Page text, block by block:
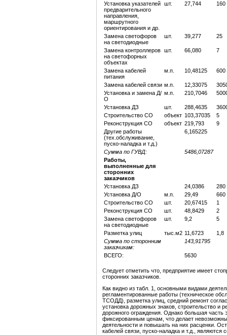
Установка указателей
предварительного
направления,
маршрутного
ориентирования и др.
шт. 27,744 160
Замена светофоров
на светодиодные
шт. 39,277 25
Замена контроллеров
на светофорных
объектах
шт. 66,080 7
Замена кабелей
питания
м.п. 10,48125 600
Замена кабелей связи м.п. 12,33075
Установка и замена Д/
О
м.п. 210,7046
Установка ДЗ шт. 288,4635
Строительство СО
объект 103,37035
5
Реконструкция СО
объект 219,793
9
Другие работы
(тех.обслуживание,
пуско-наладка и т.д.)
6,165225
Сумма по ГУВД:
5486,07287
Работы,
выполненные для
сторонних
заказчиков
Установка ДЗ
24,0386
280
Установка Д/О
м.п. 29,49
660
Строительство СО
шт. 20,67415
1
Реконструкция СО
шт. 48,8429
2
Замена светофоров
на светодиодные
шт. 9,2 5
Разметка улиц тыс.м2 11,6723
1,8
Сумма по сторонним
заказчикам:
143,91795
ВСЕГО: 5630
Следует отметить что, предприятие имеет
сторонних заказчиков.
Как видно из табл. 1, основными видами
регламентированные работы (техническое
ТСОДД), разметка улиц, средний ремонт
установка дорожных знаков, строительство и
дорожного ограждения. Однако большая
фиксированным ценам, что делает
деятельности и повышать на них расценки.
кабелей связи, пуско-наладка и т.д.,